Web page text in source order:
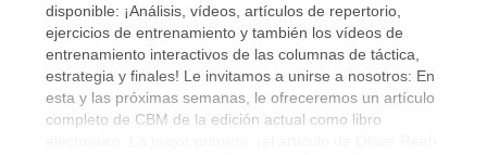
disponible: ¡Análisis, vídeos, artículos de repertorio,
ejercicios de entrenamiento y también los vídeos de
entrenamiento interactivos de las columnas de táctica,
estrategia y finales! Le invitamos a unirse a nosotros: En
esta y las próximas semanas, le ofreceremos un artículo
completo de CBM de la edición actual como libro